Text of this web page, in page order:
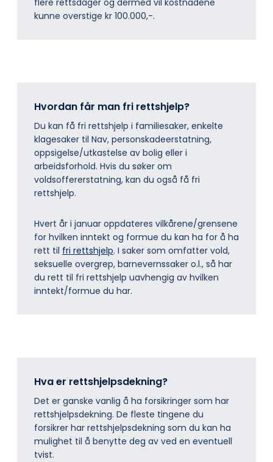
flere rettsdager og dermed vil kostnadene
kunne overstige kr 100.000,-.
Hvordan får man fri rettshjelp?
Du kan få fri rettshjelp i familiesaker, enkelte
klagesaker til Nav, personskadeerstatning,
oppsigelse/utkastelse av bolig eller i
arbeidsforhold. Hvis du søker om
voldsoffererstatning, kan du også få fri
rettshjelp.
Hvert år i januar oppdateres vilkårene/grensene
for hvilken inntekt og formue du kan ha for å ha
rett til fri rettshjelp. I saker som omfatter vold,
seksuelle overgrep, barnevernssaker o.l., så har
du rett til fri rettshjelp uavhengig av hvilken
inntekt/formue du har.
Hva er rettshjelpsdekning?
Det er ganske vanlig å ha forsikringer som har
rettshjelpsdekning. De fleste tingene du
forsikrer har rettshjelpsdekning som du kan ha
mulighet til å benytte deg av ved en eventuell
tvist.